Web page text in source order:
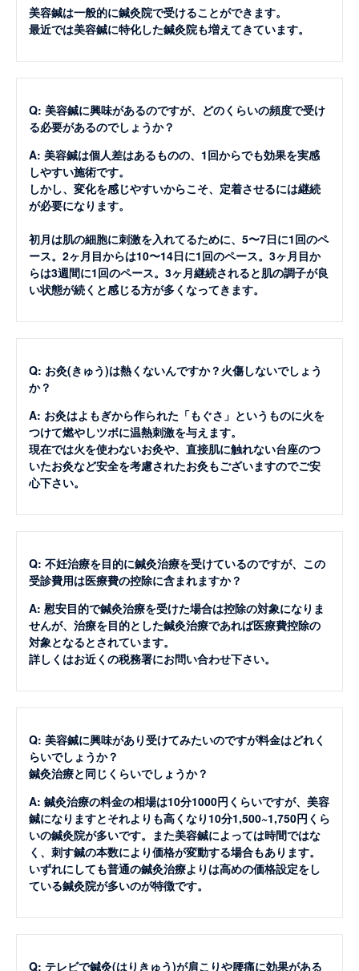
美容鍼は一般的に鍼灸院で受けることができます。
最近では美容鍼に特化した鍼灸院も増えてきています。
Q: 美容鍼に興味があるのですが、どのくらいの頻度で受け
る必要があるのでしょうか？
A: 美容鍼は個人差はあるものの、1回からでも効果を実感
しやすい施術です。
しかし、変化を感じやすいからこそ、定着させるには継続
が必要になります。
初月は肌の細胞に刺激を入れてるために、5〜7日に1回のペ
ース。2ヶ月目からは10〜14日に1回のペース。3ヶ月目か
らは3週間に1回のペース。3ヶ月継続されると肌の調子が良
い状態が続くと感じる方が多くなってきます。
Q: お灸(きゅう)は熱くないんですか？火傷しないでしょう
か？
A: お灸はよもぎから作られた「もぐさ」というものに火を
つけて燃やしツボに温熱刺激を与えます。
現在では火を使わないお灸や、直接肌に触れない台座のつ
いたお灸など安全を考慮されたお灸もございますのでご安
心下さい。
Q: 不妊治療を目的に鍼灸治療を受けているのですが、この
受診費用は医療費の控除に含まれますか？
A: 慰安目的で鍼灸治療を受けた場合は控除の対象になりま
せんが、治療を目的とした鍼灸治療であれば医療費控除の
対象となるとされています。
詳しくはお近くの税務署にお問い合わせ下さい。
Q: 美容鍼に興味があり受けてみたいのですが料金はどれく
らいでしょうか？
鍼灸治療と同じくらいでしょうか？
A: 鍼灸治療の料金の相場は10分1000円くらいですが、美容
鍼になりますとそれよりも高くなり10分1,500~1,750円くら
いの鍼灸院が多いです。また美容鍼によっては時間ではな
く、刺す鍼の本数により価格が変動する場合もあります。
いずれにしても普通の鍼灸治療よりは高めの価格設定をし
ている鍼灸院が多いのが特徴です。
Q: テレビで鍼灸(はりきゅう)が肩こりや腰痛に効果がある